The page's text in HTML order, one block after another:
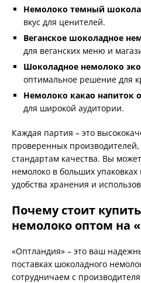
Немолоко темный
вкус для ценителей.
Веганское шоколадное
для веганских меню и
Шоколадное немолоко
оптимальное решение для
Немолоко какао напиток
для широкой аудитории.
Каждая партия – это
проверенных
стандартам качества. Вы
немолоко в больших упаковках
удобства хранения и
Почему стоит
немолоко оптом на
«Оптландия» – это ваш
поставках шоколадного
сотрудничаем с